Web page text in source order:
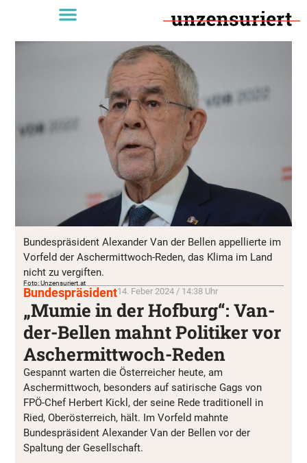
Bundespräsident Alexander Van der Bellen appellierte im
Vorfeld der Aschermittwoch-Reden, das Klima im Land
nicht zu vergiften.
Foto: Unzensuriert.at
Bundespräsident14. Feber 2024 / 14:38 Uhr
„Mumie in der Hofburg“: Van-
der-Bellen mahnt Politiker vor
Aschermittwoch-Reden
Gespannt warten die Österreicher heute, am
Aschermittwoch, besonders auf satirische Gags von
FPÖ-Chef Herbert Kickl, der seine Rede traditionell in
Ried, Oberösterreich, hält. Im Vorfeld mahnte
Bundespräsident Alexander Van der Bellen vor der
Spaltung der Gesellschaft.